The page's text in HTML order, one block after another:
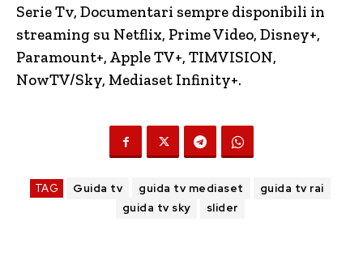
Serie Tv, Documentari sempre disponibili in
streaming su Netflix, Prime Video, Disney+,
Paramount+, Apple TV+, TIMVISION,
NowTV/Sky, Mediaset Infinity+.
TAG Guida tv guida tv mediaset
guida tv rai
guida tv sky
slider